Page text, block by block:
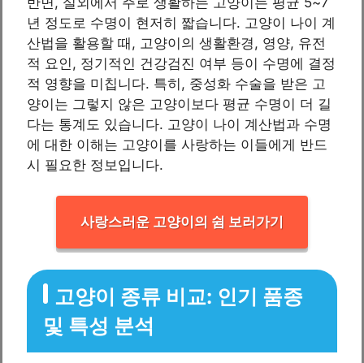
년 정도로 수명이 현저히 짧습니다. 고양이 나이 계
산법을 활용할 때, 고양이의 생활환경, 영양, 유전
적 요인, 정기적인 건강검진 여부 등이 수명에 결정
적 영향을 미칩니다. 특히, 중성화 수술을 받은 고
양이는 그렇지 않은 고양이보다 평균 수명이 더 길
다는 통계도 있습니다. 고양이 나이 계산법과 수명
에 대한 이해는 고양이를 사랑하는 이들에게 반드
시 필요한 정보입니다.
사랑스러운 고양이의 쉼 보러가기
고양이 종류 비교: 인기 품종
및 특성 분석